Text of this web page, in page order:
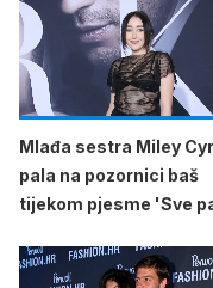
Mlađa sestra Miley
pala na pozornici baš
tijekom pjesme 'Sve